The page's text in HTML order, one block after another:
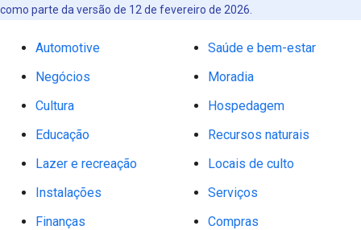
como parte da versão de 12 de fevereiro de 2026.
Automotive
Negócios
Cultura
Educação
Lazer e recreação
Instalações
Finanças
Saúde e bem-estar
Moradia
Hospedagem
Recursos naturais
Locais de culto
Serviços
Compras